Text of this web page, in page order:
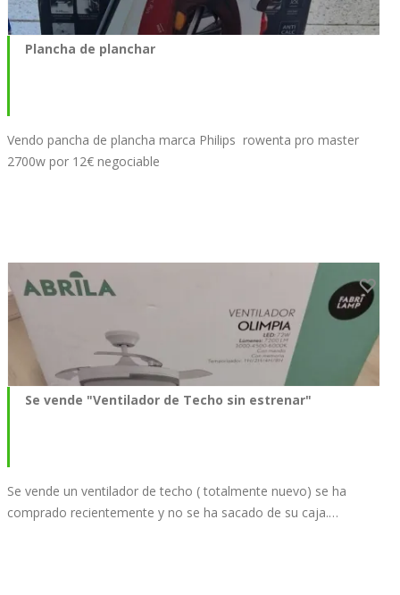
Plancha de planchar
Vendo pancha de plancha marca Philips rowenta pro master
2700w por 12€ negociable
Se vende "Ventilador de Techo sin estrenar"
Se vende un ventilador de techo ( totalmente nuevo) se ha
comprado recientemente y no se ha sacado de su caja.…